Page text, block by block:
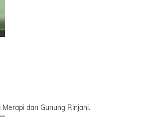
dan Gunung Rinjani.